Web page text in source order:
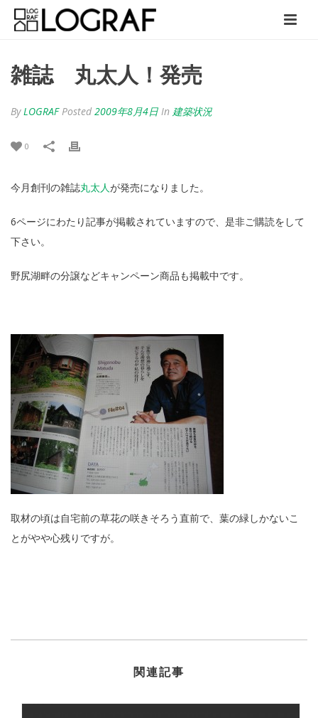
雑誌 丸太人！発売
ByLOGRAF Posted 2009年8月4日 In 建築状況
0
今月創刊の雑誌丸太人が発売になりました。
6ページにわたり記事が掲載されていますので、是非ご購読をして
下さい。
野尻湖畔の分譲などキャンペーン商品も掲載中です。
取材の頃は自宅前の草花の咲きそろう直前で、葉の緑しかないこ
とがやや心残りですが。
関連記事